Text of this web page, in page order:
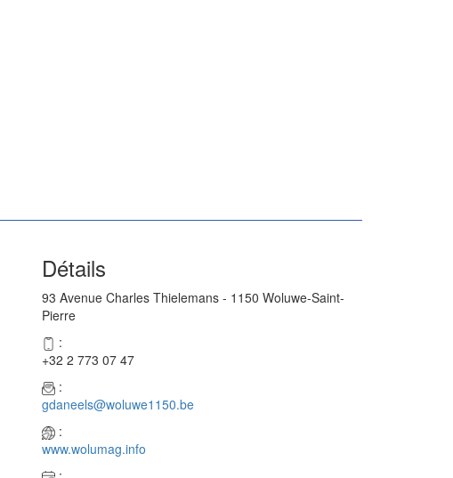
Détails
93 Avenue Charles Thielemans - 1150 Woluwe-Saint-
Pierre
:
+32 2 773 07 47
:
gdaneels@woluwe1150.be
:
www.wolumag.info